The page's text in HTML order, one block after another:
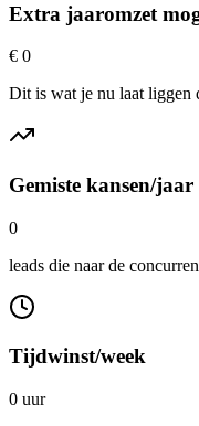
Extra jaaromzet
€ 0
Dit is wat je nu laat liggen
Gemiste kansen/jaar
0
leads die naar de
Tijdwinst/week
0 uur